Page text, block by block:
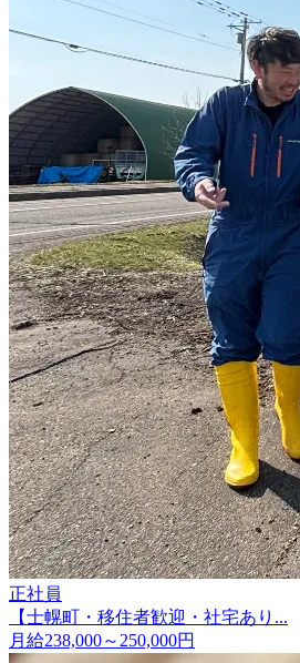
正社員
【士幌町・移住者歓迎・社宅あり...
月給238,000～250,000円